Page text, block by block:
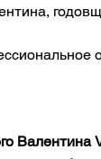
Валентина